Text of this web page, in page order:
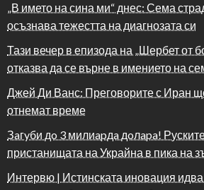
„В името на сина ми“ днес: Сема
осъзнава тежестта на диагнозата си
Тази вечер в епизода на „Шербет от
отказва да се върне в имението на
Джей Ди Ванс: Преговорите с Иран
отнемат време
Зaгyби дo 3 милиapдa дoлapa!
пристанищата на Украйна в пика на
Интервю | Истинската иновация